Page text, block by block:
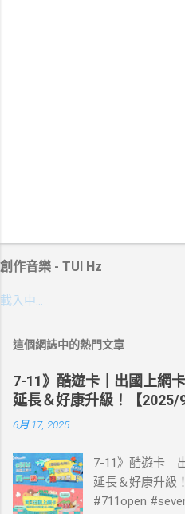
創作音樂 - TUI Hz
載入中…
這個網誌中的熱門文章
7-11》酷遊卡｜出國上網
延長＆好康升級！【2025/
6月 17, 2025
7-11》酷遊卡｜
延長＆好康升級
#711open